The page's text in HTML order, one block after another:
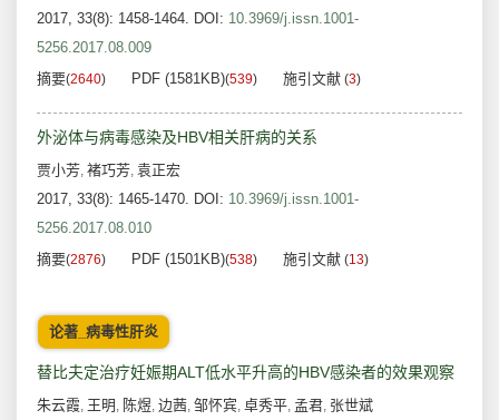
2017, 33(8): 1458-1464. DOI: 10.3969/j.issn.1001-
5256.2017.08.009
摘要(2640) PDF (1581KB)(539) 施引文献 (3)
外泌体与病毒感染及HBV相关肝病的关系
贾小芳, 褚巧芳, 袁正宏
2017, 33(8): 1465-1470. DOI: 10.3969/j.issn.1001-
5256.2017.08.010
摘要(2876) PDF (1501KB)(538) 施引文献 (13)
论著_病毒性肝炎
替比夫定治疗妊娠期ALT低水平升高的HBV感染者的效果观察
朱云霞, 王明 , 陈煜, 边茜, 邹怀宾, 卓秀平, 孟君, 张世斌